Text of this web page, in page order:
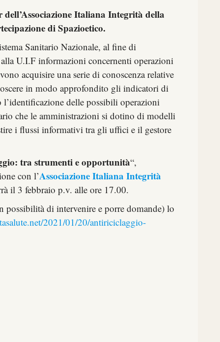
Italiana Integrità della
di Spazioetico.
Sanitario Nazionale, al fine di
U.I.F informazioni concernenti operazioni
acquisire una serie di conoscenza relative
in modo approfondito gli indicatori di
l’identificazione delle possibili operazioni
che le amministrazioni si dotino di modelli
i flussi informativi tra gli uffici e il gestore
tra strumenti e opportunità“,
con l’Associazione Italiana Integrità
il 3 febbraio p.v. alle ore 17.00.
possibilità di intervenire e porre domande) lo
2021/01/20/antiriciclaggio-